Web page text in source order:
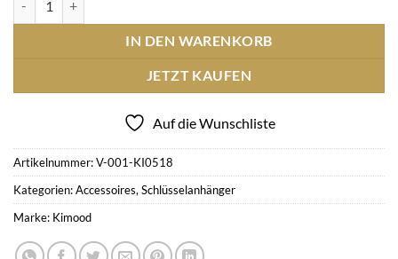
IN DEN WARENKORB
JETZT KAUFEN
Auf die Wunschliste
Artikelnummer:V-001-KI0518
Kategorien:Accessoires, Schlüsselanhänger
Marke: Kimood